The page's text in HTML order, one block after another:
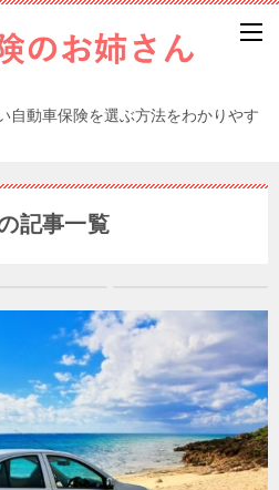
自動車保険を選ぶ方法をわかりやす
記事一覧